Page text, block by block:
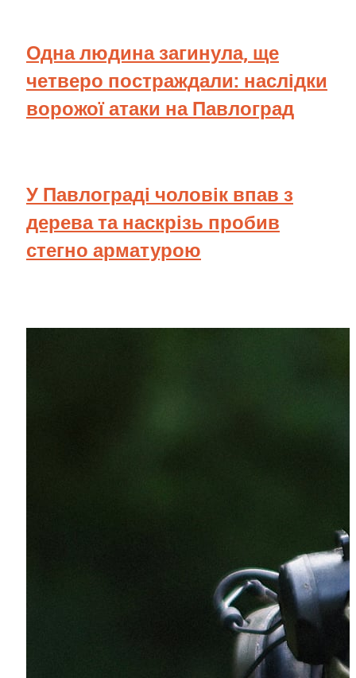
Одна людина загинула, ще
четверо постраждали: наслідки
ворожої атаки на Павлоград
У Павлограді чоловік впав з
дерева та наскрізь пробив
стегно арматурою